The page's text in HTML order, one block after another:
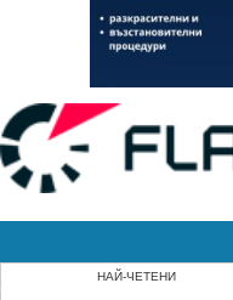
НАЙ-ЧЕТЕНИ